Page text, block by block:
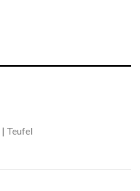
Teufel